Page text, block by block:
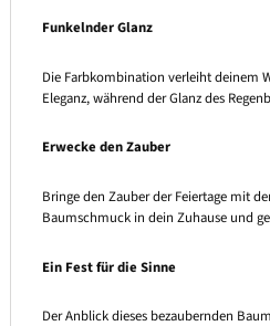
Funkelnder Glanz
Die Farbkombination verleiht deinem
Eleganz, während der Glanz des
Erwecke den Zauber
Bringe den Zauber der Feiertage mit
Baumschmuck in dein Zuhause und
Ein Fest für die Sinne
Der Anblick dieses bezaubernden